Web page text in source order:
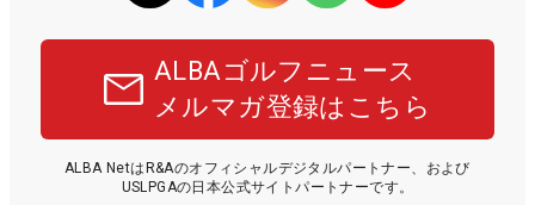
ALBAゴルフニュース
メルマガ登録はこちら
ALBA NetはR&Aのオフィシャルデジタルパートナー、および
USLPGAの日本公式サイトパートナーです。